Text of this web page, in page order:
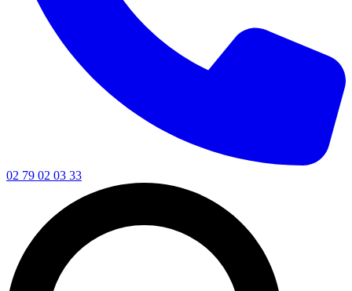
02 79 02 03 33